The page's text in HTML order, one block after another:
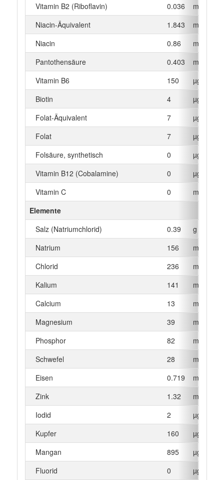
Vitamin B2 (Riboflavin)
0.036
mg
Niacin-Äquivalent
1.843
mg
Niacin
0.86
mg
Pantothensäure
0.403
mg
Vitamin B6
150
µg
Biotin
4
µg
Folat-Äquivalent
7
µg
Folat
7
µg
Folsäure, synthetisch
0
µg
Vitamin B12 (Cobalamine)
0
µg
Vitamin C
0
mg
Elemente
Salz (Natriumchlorid)
0.39
g
Natrium
156
mg
Chlorid
236
mg
Kalium
141
mg
Calcium
13
mg
Magnesium
39
mg
Phosphor
82
mg
Schwefel
28
mg
Eisen
0.719
mg
Zink
1.32
mg
Iodid
2
µg
Kupfer
160
µg
Mangan
895
µg
Fluorid
0 µg